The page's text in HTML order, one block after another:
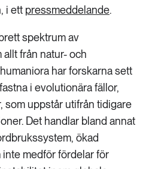
i ett pressmeddelande.
spektrum av
från natur- och
har forskarna sett
i evolutionära fällor,
som uppstår utifrån tidigare
Det handlar bland annat
ökad
medför fördelar för